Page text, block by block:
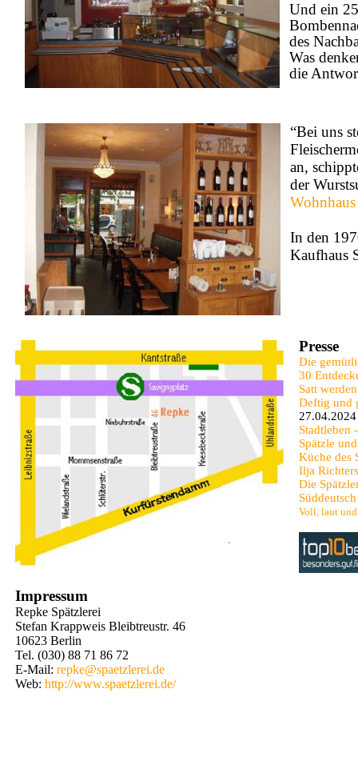
Und ein
des
Was
die
“Bei uns
an,
der
In den
Kaufhaus
Impressum
Repke Spätzlerei
Stefan Krappweis Bleibtreustr. 46
10623 Berlin
Presse
Die
30
Satt
Deftig und
27.04.2024
Stadtleben
Spätzle
Küche des
Ilja
Die
Voll, laut
Tel. (030) 88 71 86 72
E-Mail:repke@spaetzlerei.de
Web:http://www.spaetzlerei.de/